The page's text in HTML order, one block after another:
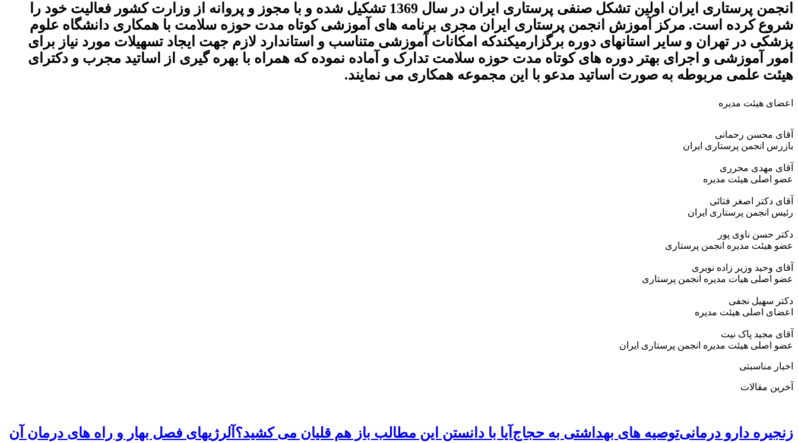
انجمن پرستاری ایران اولین تشکل صنفی پرستاری ایران در سال 1369 تشکیل شده و با مجوز و پروانه از وزارت کشور فعالیت خود را
شروع کرده است. مرکز آموزش انجمن پرستاری ایران مجری برنامه های آموزشی کوتاه مدت حوزه سلامت با همکاری دانشگاه علوم
پزشکی در تهران و سایر استانهای دوره برگزارمیکندکه امکانات آموزشی متناسب و استاندارد لازم جهت ایجاد تسهیلات مورد نیاز برای
امور آموزشی و اجرای بهتر دوره های کوتاه مدت حوزه سلامت تدارک و آماده نموده که همراه با بهره گیری از اساتید مجرب و دکترای
هیئت علمی مربوطه به صورت اساتید مدعو با این مجموعه همکاری می نمایند.
اعضای هیئت مدیره
آقای محسن رحمانی
بازرس انجمن پرستاری ایران
آقای مهدی محرری
عضو اصلی هیئت مدیره
آقای دکتر اصغر فتائی
رئیس انجمن پرستاری ایران
دکتر حسن ناوی پور
عضو هیئت مدیره انجمن پرستاری
آقای وحید وزیر زاده نوبری
عضو اصلی هیات مدیره انجمن پرستاری
دکتر سهیل نجفی
اعضای اصلی هیئت مدیره
آقای مجید پاک نیت
عضو اصلی هیئت مدیره انجمن پرستاری ایران
اخبار مناسبتی
آخرین مقالات
زنجیره دارو درمانیتوصیه های بهداشتی به حجاج آیا با دانستن این مطالب باز هم قلیان می کشید؟ آلرژیهای فصل بهار و راه های درمان آن